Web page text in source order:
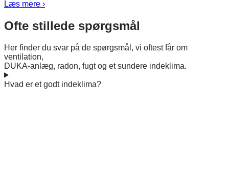
Læs mere ›
Ofte stillede spørgsmål
Her finder du svar på de spørgsmål, vi oftest får om
ventilation,
DUKA-anlæg, radon, fugt og et sundere indeklima.
Hvad er et godt indeklima?